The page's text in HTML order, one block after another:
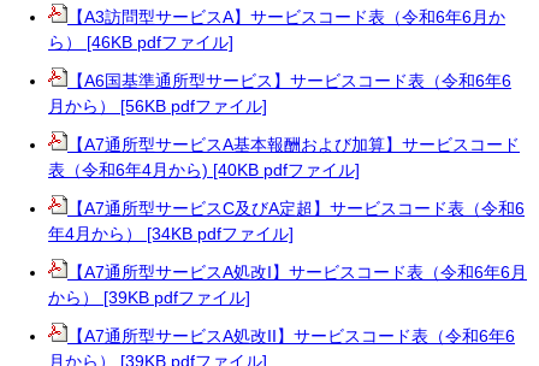
【A3訪問型サービスA】サービスコード表（令和6年6月か
ら） [46KB pdfファイル]
【A6国基準通所型サービス】サービスコード表（令和6年6
月から） [56KB pdfファイル]
【A7通所型サービスA基本報酬および加算】サービスコード
表（令和6年4月から) [40KB pdfファイル]
【A7通所型サービスC及びA定超】サービスコード表（令和6
年4月から） [34KB pdfファイル]
【A7通所型サービスA処改I】サービスコード表（令和6年6月
から） [39KB pdfファイル]
【A7通所型サービスA処改II】サービスコード表（令和6年6
月から） [39KB pdfファイル]